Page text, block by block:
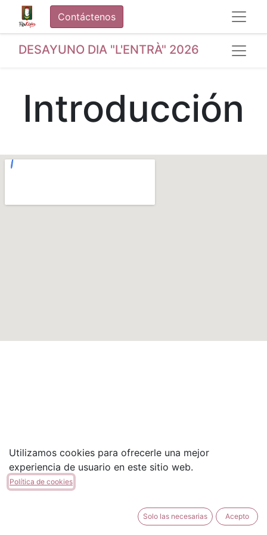
Contáctenos
DESAYUNO DIA "L'ENTRÀ" 2026
Introducción
Utilizamos cookies para ofrecerle una mejor
experiencia de usuario en este sitio web.
Política de cookies
Solo las necesarias Acepto